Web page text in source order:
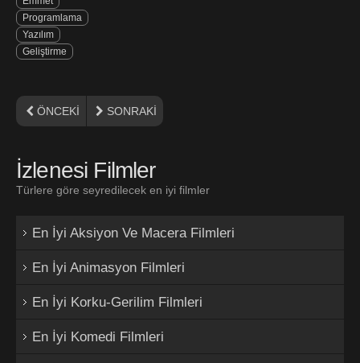
Programlama
Yazılım
Geliştirme
ÖNCEKI SONRAKI
İzlenesi Filmler
Türlere göre seyredilecek en iyi filmler
En İyi Aksiyon Ve Macera Filmleri
En İyi Animasyon Filmleri
En İyi Korku-Gerilim Filmleri
En İyi Komedi Filmleri